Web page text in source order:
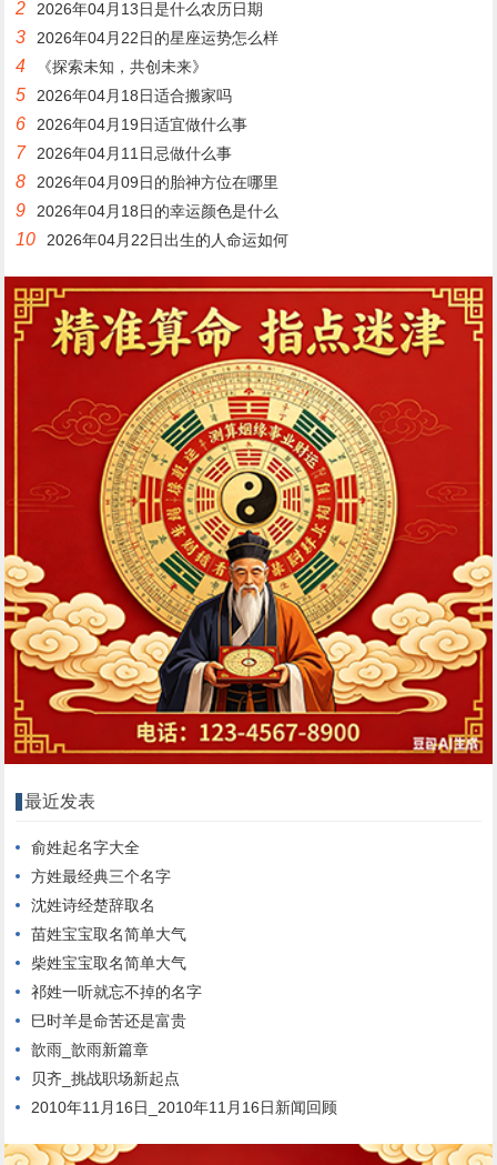
2 2026年04月13日是什么农历日期
3 2026年04月22日的星座运势怎么样
4 《探索未知，共创未来》
5 2026年04月18日适合搬家吗
6 2026年04月19日适宜做什么事
7 2026年04月11日忌做什么事
8 2026年04月09日的胎神方位在哪里
9 2026年04月18日的幸运颜色是什么
10 2026年04月22日出生的人命运如何
最近发表
俞姓起名字大全
方姓最经典三个名字
沈姓诗经楚辞取名
苗姓宝宝取名简单大气
柴姓宝宝取名简单大气
祁姓一听就忘不掉的名字
巳时羊是命苦还是富贵
歆雨_歆雨新篇章
贝齐_挑战职场新起点
2010年11月16日_2010年11月16日新闻回顾